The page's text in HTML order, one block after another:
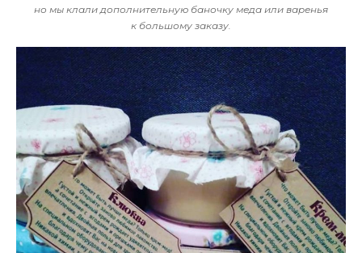
но мы клали дополнительную баночку меда или варенья
к большому заказу.